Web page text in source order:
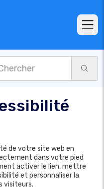
de votre site web en
dans votre pied
activer le lien, mettre
et personnaliser la
visiteurs.